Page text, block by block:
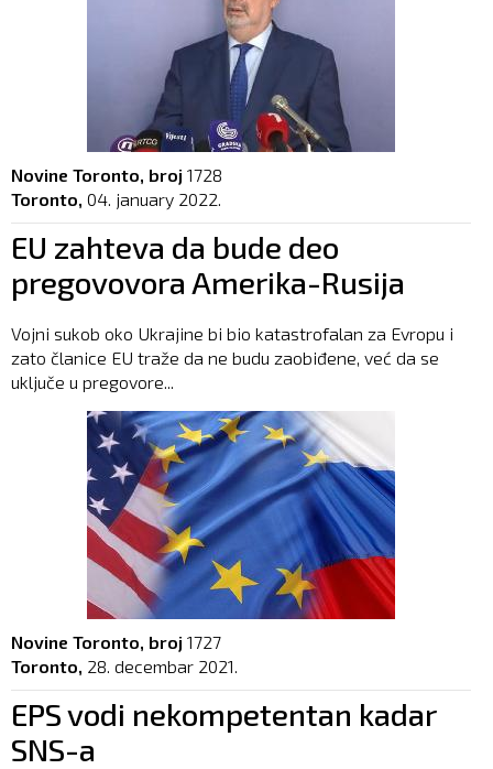
Novine Toronto, broj 1728
Toronto, 04. january 2022.
EU zahteva da bude deo
pregovovora Amerika-Rusija
Vojni sukob oko Ukrajine bi bio katastrofalan za Evropu i
zato članice EU traže da ne budu zaobiđene, već da se
uključe u pregovore...
Novine Toronto, broj 1727
Toronto, 28. decembar 2021.
EPS vodi nekompetentan kadar
SNS-a